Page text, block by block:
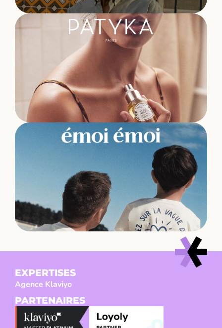
EXPERTISES
Agence Klaviyo
PARTENAIRES